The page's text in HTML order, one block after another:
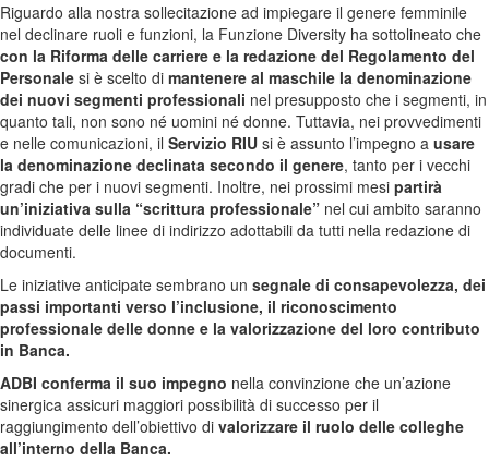
Riguardo alla nostra sollecitazione ad impiegare il genere femminile
nel declinare ruoli e funzioni, la Funzione Diversity ha sottolineato che
con la Riforma delle carriere e la redazione del Regolamento del
Personale si è scelto di mantenere al maschile la denominazione
dei nuovi segmenti professionali nel presupposto che i segmenti, in
quanto tali, non sono né uomini né donne. Tuttavia, nei provvedimenti
e nelle comunicazioni, il Servizio RIU si è assunto l’impegno a usare
la denominazione declinata secondo il genere, tanto per i vecchi
gradi che per i nuovi segmenti. Inoltre, nei prossimi mesi partirà
un’iniziativa sulla “scrittura professionale” nel cui ambito saranno
individuate delle linee di indirizzo adottabili da tutti nella redazione di
documenti.
Le iniziative anticipate sembrano un segnale di consapevolezza, dei
passi importanti verso l’inclusione, il riconoscimento
professionale delle donne e la valorizzazione del loro contributo
in Banca.
ADBI conferma il suo impegno nella convinzione che un’azione
sinergica assicuri maggiori possibilità di successo per il
raggiungimento dell’obiettivo di valorizzare il ruolo delle colleghe
all’interno della Banca.